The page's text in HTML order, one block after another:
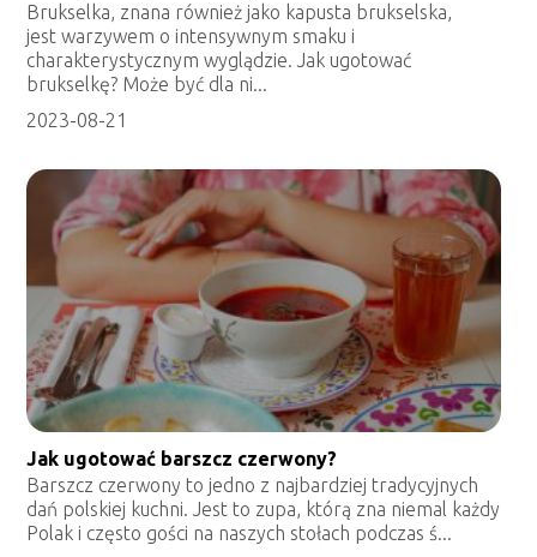
Brukselka, znana również jako kapusta brukselska,
jest warzywem o intensywnym smaku i
charakterystycznym wyglądzie. Jak ugotować
brukselkę? Może być dla ni...
2023-08-21
Jak ugotować barszcz czerwony?
Barszcz czerwony to jedno z najbardziej tradycyjnych
dań polskiej kuchni. Jest to zupa, którą zna niemal każdy
Polak i często gości na naszych stołach podczas ś...